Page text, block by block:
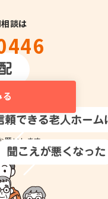
談は
のお試しのため来店を希望
いします。
あります。